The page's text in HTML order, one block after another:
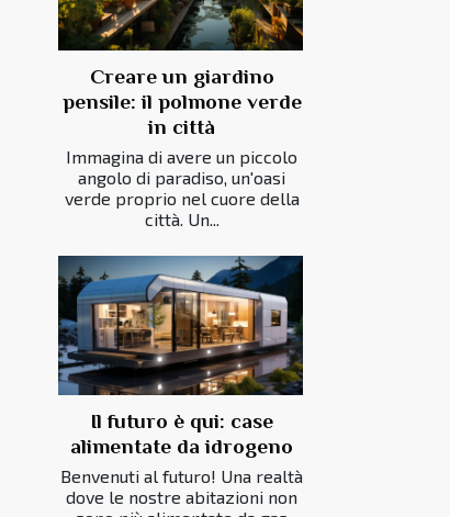
Creare un giardino
pensile: il polmone verde
in città
Immagina di avere un piccolo
angolo di paradiso, un'oasi
verde proprio nel cuore della
città. Un...
Il futuro è qui: case
alimentate da idrogeno
Benvenuti al futuro! Una realtà
dove le nostre abitazioni non